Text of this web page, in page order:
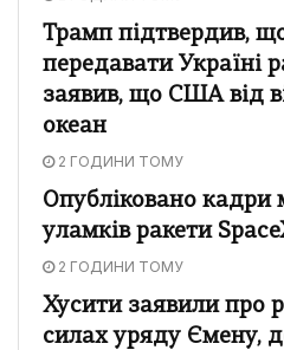
Трамп підтвердив,
передавати Україні
заявив, що США від
океан
2 ГОДИНИ ТОМУ
Опубліковано кадри
уламків ракети
2 ГОДИНИ ТОМУ
Хусити заявили про
силах уряду Ємену,